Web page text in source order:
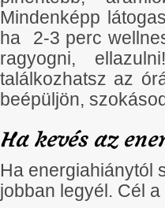
Mindenképp
ha 2-3 perc
ragyogni,
találkozhatsz az
beépüljön,
Ha kevés az
Ha energiahiánytól
jobban legyél. Cél a